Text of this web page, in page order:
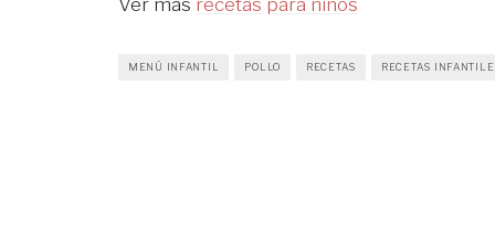
MENÚ INFANTIL POLLO RECETAS RECETAS